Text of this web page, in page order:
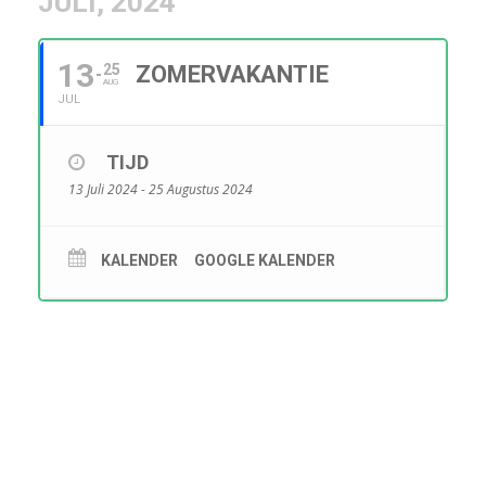
13
JUL
25
AUG ZOMERVAKANTIE
TIJD
13 Juli 2024 - 25 Augustus 2024
KALENDER GOOGLE KALENDER